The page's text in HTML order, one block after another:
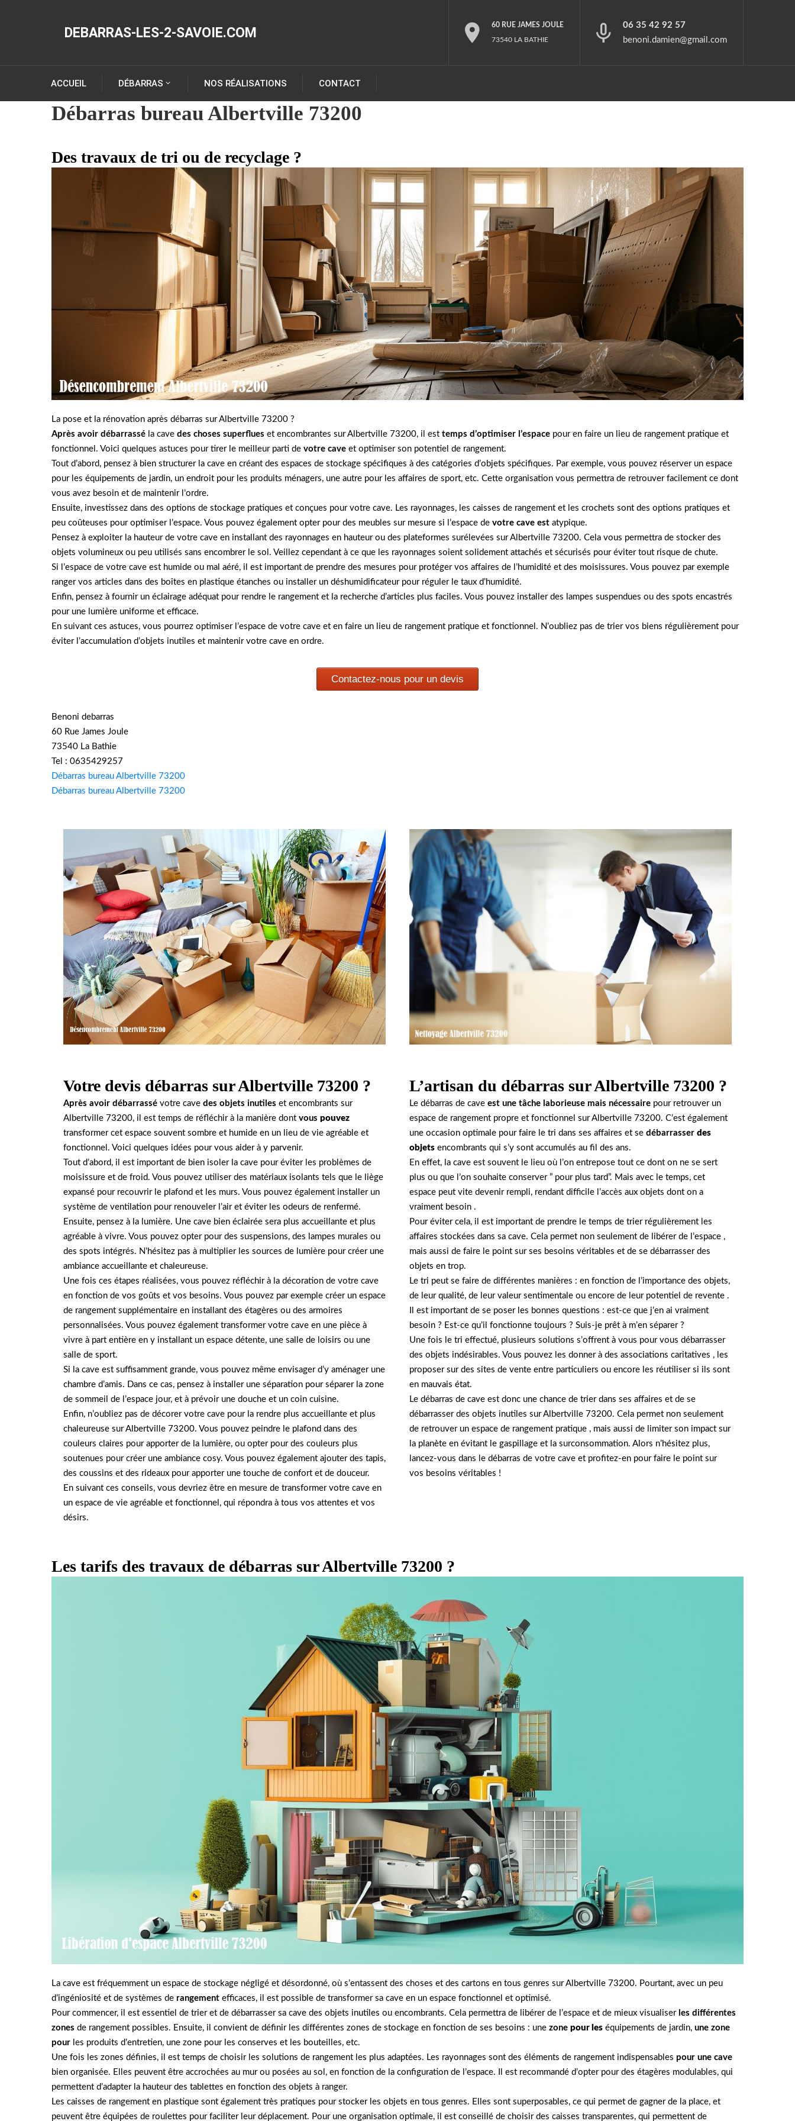
DEBARRAS-LES-2-SAVOIE.COM 60 RUE JAMES JOULE
73540 LA BATHIE
06 35 42 92 57
benoni.damien@gmail.com
ACCUEIL DÉBARRAS NOS RÉALISATIONS CONTACT
Débarras bureau Albertville 73200
Des travaux de tri ou de recyclage ?
La pose et la rénovation après débarras sur Albertville 73200 ?
Après avoir débarrassé la cave des choses superflues et encombrantes sur Albertville 73200, il est temps d’optimiser l’espace pour en faire un lieu de rangement pratique et
fonctionnel. Voici quelques astuces pour tirer le meilleur parti de votre cave et optimiser son potentiel de rangement.
Tout d’abord, pensez à bien structurer la cave en créant des espaces de stockage spécifiques à des catégories d’objets spécifiques. Par exemple, vous pouvez réserver un espace
pour les équipements de jardin, un endroit pour les produits ménagers, une autre pour les affaires de sport, etc. Cette organisation vous permettra de retrouver facilement ce dont
vous avez besoin et de maintenir l’ordre.
Ensuite, investissez dans des options de stockage pratiques et conçues pour votre cave. Les rayonnages, les caisses de rangement et les crochets sont des options pratiques et
peu coûteuses pour optimiser l’espace. Vous pouvez également opter pour des meubles sur mesure si l’espace de votre cave est atypique.
Pensez à exploiter la hauteur de votre cave en installant des rayonnages en hauteur ou des plateformes surélevées sur Albertville 73200. Cela vous permettra de stocker des
objets volumineux ou peu utilisés sans encombrer le sol. Veillez cependant à ce que les rayonnages soient solidement attachés et sécurisés pour éviter tout risque de chute.
Si l’espace de votre cave est humide ou mal aéré, il est important de prendre des mesures pour protéger vos affaires de l’humidité et des moisissures. Vous pouvez par exemple
ranger vos articles dans des boîtes en plastique étanches ou installer un déshumidificateur pour réguler le taux d’humidité.
Enfin, pensez à fournir un éclairage adéquat pour rendre le rangement et la recherche d’articles plus faciles. Vous pouvez installer des lampes suspendues ou des spots encastrés
pour une lumière uniforme et efficace.
En suivant ces astuces, vous pourrez optimiser l’espace de votre cave et en faire un lieu de rangement pratique et fonctionnel. N’oubliez pas de trier vos biens régulièrement pour
éviter l’accumulation d’objets inutiles et maintenir votre cave en ordre.
Contactez-nous pour un devis
Benoni debarras
60 Rue James Joule
73540 La Bathie
Tel : 0635429257
Débarras bureau Albertville 73200
Débarras bureau Albertville 73200
Votre devis débarras sur Albertville 73200 ?
Après avoir débarrassé votre cave des objets inutiles et encombrants sur
Albertville 73200, il est temps de réfléchir à la manière dont vous pouvez
transformer cet espace souvent sombre et humide en un lieu de vie agréable et
fonctionnel. Voici quelques idées pour vous aider à y parvenir.
Tout d’abord, il est important de bien isoler la cave pour éviter les problèmes de
moisissure et de froid. Vous pouvez utiliser des matériaux isolants tels que le liège
expansé pour recouvrir le plafond et les murs. Vous pouvez également installer un
système de ventilation pour renouveler l’air et éviter les odeurs de renfermé.
Ensuite, pensez à la lumière. Une cave bien éclairée sera plus accueillante et plus
agréable à vivre. Vous pouvez opter pour des suspensions, des lampes murales ou
des spots intégrés. N’hésitez pas à multiplier les sources de lumière pour créer une
ambiance accueillante et chaleureuse.
Une fois ces étapes réalisées, vous pouvez réfléchir à la décoration de votre cave
en fonction de vos goûts et vos besoins. Vous pouvez par exemple créer un espace
de rangement supplémentaire en installant des étagères ou des armoires
personnalisées. Vous pouvez également transformer votre cave en une pièce à
vivre à part entière en y installant un espace détente, une salle de loisirs ou une
salle de sport.
Si la cave est suffisamment grande, vous pouvez même envisager d’y aménager une
chambre d’amis. Dans ce cas, pensez à installer une séparation pour séparer la zone
de sommeil de l’espace jour, et à prévoir une douche et un coin cuisine.
Enfin, n’oubliez pas de décorer votre cave pour la rendre plus accueillante et plus
chaleureuse sur Albertville 73200. Vous pouvez peindre le plafond dans des
couleurs claires pour apporter de la lumière, ou opter pour des couleurs plus
soutenues pour créer une ambiance cosy. Vous pouvez également ajouter des tapis,
des coussins et des rideaux pour apporter une touche de confort et de douceur.
En suivant ces conseils, vous devriez être en mesure de transformer votre cave en
un espace de vie agréable et fonctionnel, qui répondra à tous vos attentes et vos
désirs.
L’artisan du débarras sur Albertville 73200 ?
Le débarras de cave est une tâche laborieuse mais nécessaire pour retrouver un
espace de rangement propre et fonctionnel sur Albertville 73200. C’est également
une occasion optimale pour faire le tri dans ses affaires et se débarrasser des
objets encombrants qui s’y sont accumulés au fil des ans.
En effet, la cave est souvent le lieu où l’on entrepose tout ce dont on ne se sert
plus ou que l’on souhaite conserver ” pour plus tard”. Mais avec le temps, cet
espace peut vite devenir rempli, rendant difficile l’accès aux objets dont on a
vraiment besoin .
Pour éviter cela, il est important de prendre le temps de trier régulièrement les
affaires stockées dans sa cave. Cela permet non seulement de libérer de l’espace ,
mais aussi de faire le point sur ses besoins véritables et de se débarrasser des
objets en trop.
Le tri peut se faire de différentes manières : en fonction de l’importance des objets,
de leur qualité, de leur valeur sentimentale ou encore de leur potentiel de revente .
Il est important de se poser les bonnes questions : est-ce que j’en ai vraiment
besoin ? Est-ce qu’il fonctionne toujours ? Suis-je prêt à m’en séparer ?
Une fois le tri effectué, plusieurs solutions s’offrent à vous pour vous débarrasser
des objets indésirables. Vous pouvez les donner à des associations caritatives , les
proposer sur des sites de vente entre particuliers ou encore les réutiliser si ils sont
en mauvais état.
Le débarras de cave est donc une chance de trier dans ses affaires et de se
débarrasser des objets inutiles sur Albertville 73200. Cela permet non seulement
de retrouver un espace de rangement pratique , mais aussi de limiter son impact sur
la planète en évitant le gaspillage et la surconsommation. Alors n’hésitez plus,
lancez-vous dans le débarras de votre cave et profitez-en pour faire le point sur
vos besoins véritables !
Les tarifs des travaux de débarras sur Albertville 73200 ?
La cave est fréquemment un espace de stockage négligé et désordonné, où s’entassent des choses et des cartons en tous genres sur Albertville 73200. Pourtant, avec un peu
d’ingéniosité et de systèmes de rangement efficaces, il est possible de transformer sa cave en un espace fonctionnel et optimisé.
Pour commencer, il est essentiel de trier et de débarrasser sa cave des objets inutiles ou encombrants. Cela permettra de libérer de l’espace et de mieux visualiser les différentes
zones de rangement possibles. Ensuite, il convient de définir les différentes zones de stockage en fonction de ses besoins : une zone pour les équipements de jardin, une zone
pour les produits d’entretien, une zone pour les conserves et les bouteilles, etc.
Une fois les zones définies, il est temps de choisir les solutions de rangement les plus adaptées. Les rayonnages sont des éléments de rangement indispensables pour une cave
bien organisée. Elles peuvent être accrochées au mur ou posées au sol, en fonction de la configuration de l’espace. Il est recommandé d’opter pour des étagères modulables, qui
permettent d’adapter la hauteur des tablettes en fonction des objets à ranger.
Les caisses de rangement en plastique sont également très pratiques pour stocker les objets en tous genres. Elles sont superposables, ce qui permet de gagner de la place, et
peuvent être équipées de roulettes pour faciliter leur déplacement. Pour une organisation optimale, il est conseillé de choisir des caisses transparentes, qui permettent de